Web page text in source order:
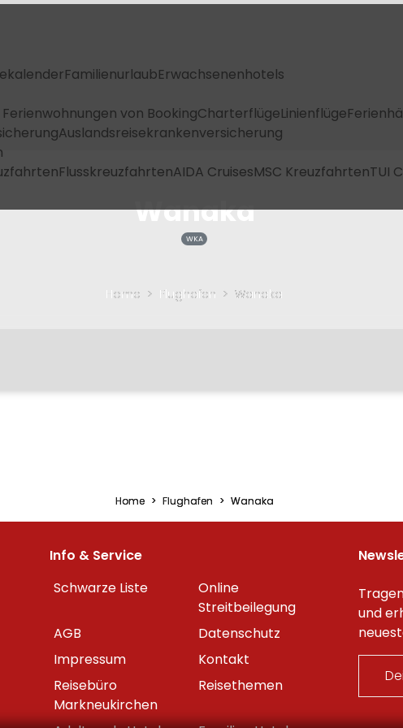
FamilienurlaubErwachsenenhotels
von BookingCharterflügeLinienflüge
Auslandsreisekrankenversicherung
FlusskreuzfahrtenAIDA CruisesMSC KreuzfahrtenTUI
Wanaka
WKA
Home Flughafen Wanaka
Home Flughafen Wanaka
Info & Service
Schwarze Liste
Online
Streitbeilegung
AGB
Datenschutz
Impressum
Kontakt
Reisebüro
Markneukirchen
Reisethemen
und